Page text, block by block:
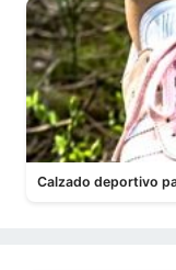
Calzado deportivo